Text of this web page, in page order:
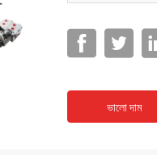
ভালো দাম